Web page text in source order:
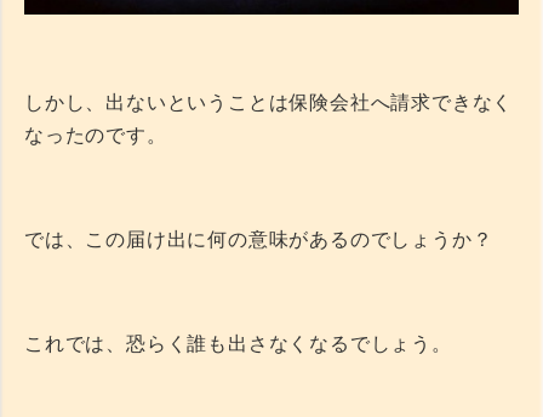
しかし、出ないということは保険会社へ請求できなく
なったのです。
では、この届け出に何の意味があるのでしょうか？
これでは、恐らく誰も出さなくなるでしょう。